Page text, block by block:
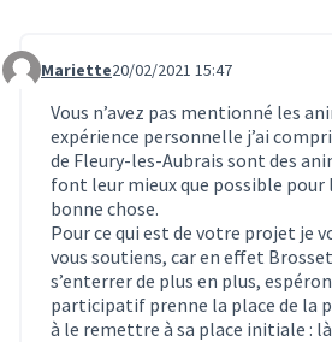
Commentaire 292
Mariette20/02/2021 15:47
Vous n’avez pas mentionné les
expérience personnelle j’ai
de Fleury-les-Aubrais sont des
font leur mieux que possible pour
bonne chose.
Pour ce qui est de votre projet je
vous soutiens, car en effet
s’enterrer de plus en plus,
participatif prenne la place de la
à le remettre à sa place initiale :